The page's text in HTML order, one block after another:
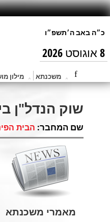
8 אוגוסט 2026
משכנתא מילון
שוק הנדל"ן
שם המחבר: הבית
מאמרי משכנתא